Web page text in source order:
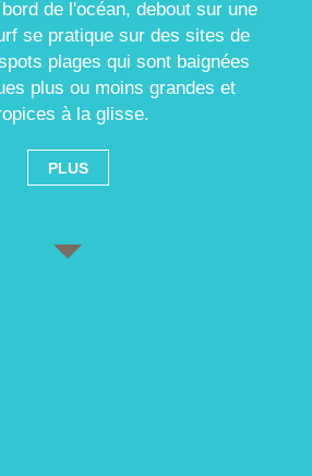
de l'océan, debout sur une
se pratique sur des sites de
plages qui sont baignées
plus ou moins grandes et
à la glisse.
PLUS